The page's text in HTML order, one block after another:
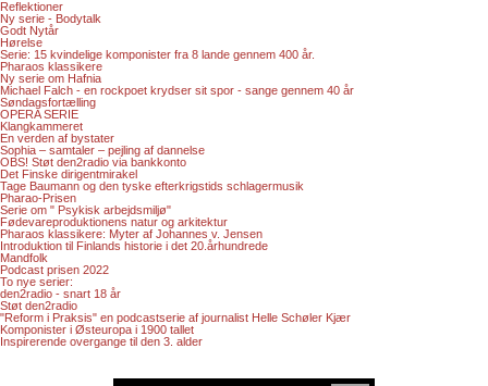
Reflektioner
Ny serie - Bodytalk
Godt Nytår
Hørelse
Serie: 15 kvindelige komponister fra 8 lande gennem 400 år.
Pharaos klassikere
Ny serie om Hafnia
Michael Falch - en rockpoet krydser sit spor - sange gennem 40 år
Søndagsfortælling
OPERA SERIE
Klangkammeret
En verden af bystater
Sophia – samtaler – pejling af dannelse
OBS! Støt den2radio via bankkonto
Det Finske dirigentmirakel
Tage Baumann og den tyske efterkrigstids schlagermusik
Pharao-Prisen
Serie om " Psykisk arbejdsmiljø"
Fødevareproduktionens natur og arkitektur
Pharaos klassikere: Myter af Johannes v. Jensen
Introduktion til Finlands historie i det 20.århundrede
Mandfolk
Podcast prisen 2022
To nye serier:
den2radio - snart 18 år
Støt den2radio
"Reform i Praksis" en podcastserie af journalist Helle Schøler Kjær
Komponister i Østeuropa i 1900 tallet
Inspirerende overgange til den 3. alder